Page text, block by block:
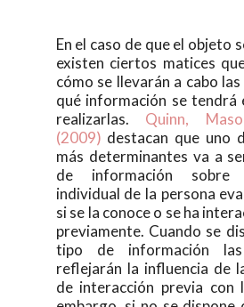
En el caso de que el objeto
existen ciertos matices
cómo se llevarán a cabo
qué información se tendrá
realizarlas. Quinn,
(2009) destacan que uno
más determinantes va a
de información sobre
individual de la persona
si se la conoce o se ha
previamente. Cuando se
tipo de información las
reflejarán la influencia de
de interacción previa con